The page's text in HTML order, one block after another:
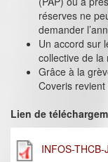
réserves ne
demander
Un accord sur
collective de la
Grâce à la
Coveris
Lien de
INFOS-